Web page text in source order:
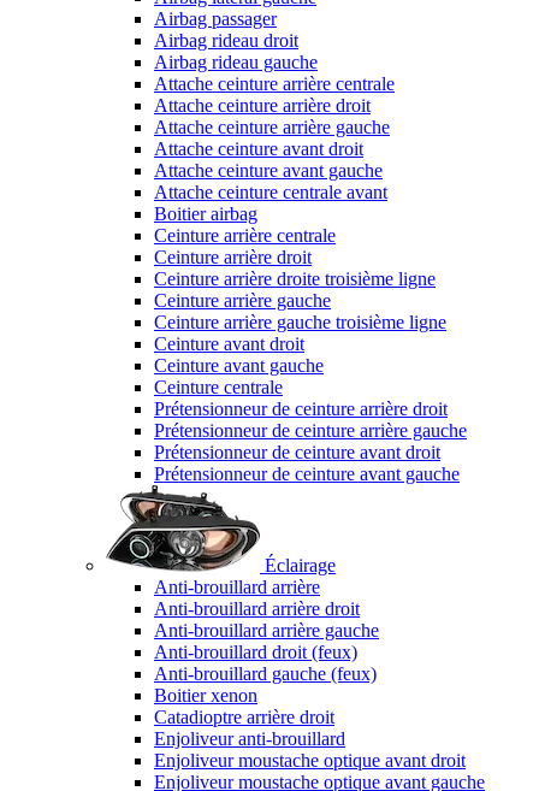
Airbag passager
Airbag rideau droit
Airbag rideau gauche
Attache ceinture arrière centrale
Attache ceinture arrière droit
Attache ceinture arrière gauche
Attache ceinture avant droit
Attache ceinture avant gauche
Attache ceinture centrale avant
Boitier airbag
Ceinture arrière centrale
Ceinture arrière droit
Ceinture arrière droite troisième ligne
Ceinture arrière gauche
Ceinture arrière gauche troisième ligne
Ceinture avant droit
Ceinture avant gauche
Ceinture centrale
Prétensionneur de ceinture arrière droit
Prétensionneur de ceinture arrière gauche
Prétensionneur de ceinture avant droit
Prétensionneur de ceinture avant gauche
Éclairage
Anti-brouillard arrière
Anti-brouillard arrière droit
Anti-brouillard arrière gauche
Anti-brouillard droit (feux)
Anti-brouillard gauche (feux)
Boitier xenon
Catadioptre arrière droit
Enjoliveur anti-brouillard
Enjoliveur moustache optique avant droit
Enjoliveur moustache optique avant gauche